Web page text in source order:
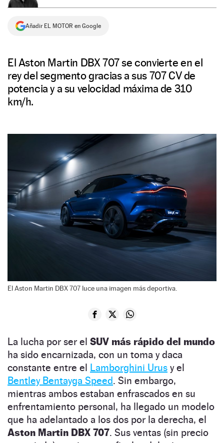
Añadir EL MOTOR en Google
El Aston Martin DBX 707 se convierte en el
rey del segmento gracias a sus 707 CV de
potencia y a su velocidad máxima de 310
km/h.
El Aston Martin DBX 707 luce una imagen más deportiva.
La lucha por ser el SUV más rápido del mundo
ha sido encarnizada, con un toma y daca
constante entre el Lamborghini Urus y el
Bentley Bentayga Speed. Sin embargo,
mientras ambos estaban enfrascados en su
enfrentamiento personal, ha llegado un modelo
que ha adelantado a los dos por la derecha, el
Aston Martin DBX 707. Sus ventas (sin precio